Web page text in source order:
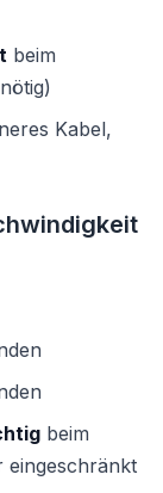
beim
Kabel,
beim
eingeschränkt